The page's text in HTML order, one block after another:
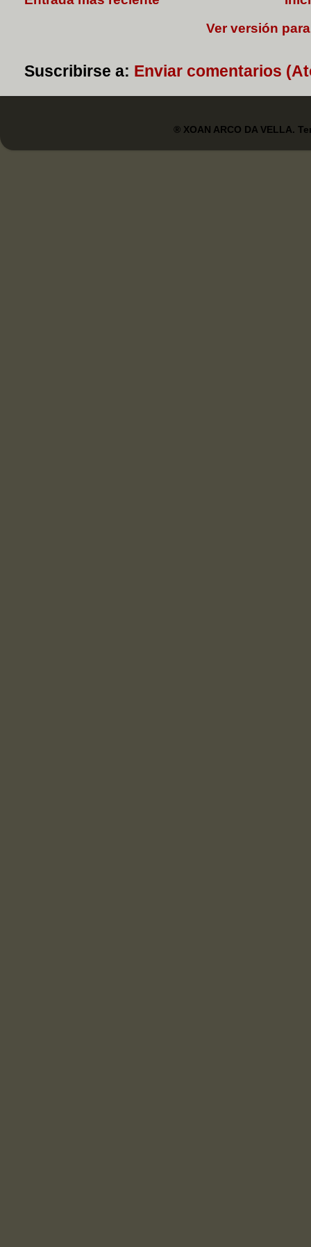
Ver versión
Suscribirse a: Enviar comentarios
® XOAN ARCO DA VELLA.